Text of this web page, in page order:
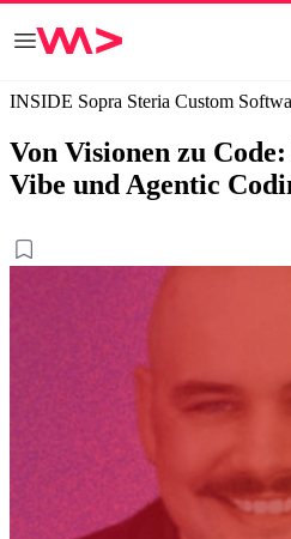
INSIDE Sopra Steria Custom
Von Visionen zu
Vibe und Agentic